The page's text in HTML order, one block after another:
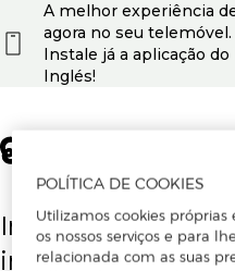
Insira o seu email
iniciar sessão.
A melhor experiência
agora no seu telemóvel.
Instale já a aplicação do
Inglés!
POLÍTICA DE COOKIES
Utilizamos cookies
os nossos serviços e para
relacionada com as suas